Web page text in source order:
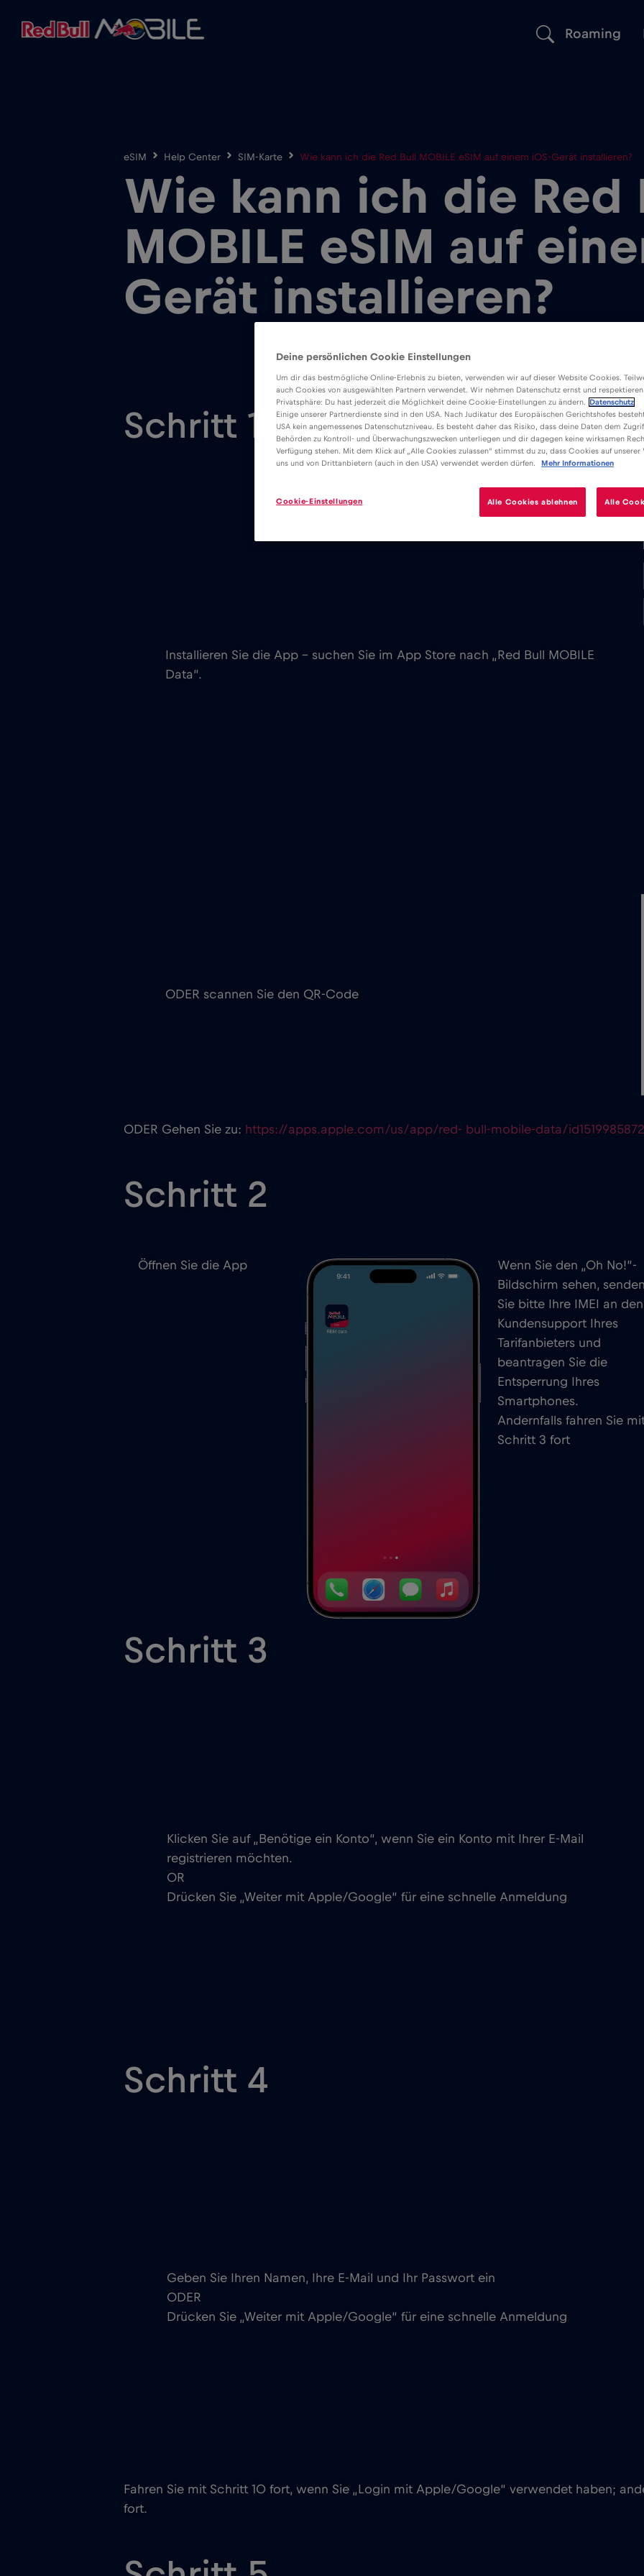
Roaming
eSIM Help Center SIM-Karte Wie kann ich die Red Bull MOBILE eSIM auf einem iOS-Gerät installieren?
Wie kann ich die Red
MOBILE eSIM auf
Gerät installieren?
Schritt 1
Installieren Sie die App – suchen Sie im App Store nach „Red Bull MOBILE
Data“.
ODER scannen Sie den QR-Code
ODER Gehen Sie zu: https://apps.apple.com/us/app/red- bull-mobile-data/id1519985872
Schritt 2
Öffnen Sie die App
Wenn Sie den „Oh No!“-
Bildschirm sehen,
Sie bitte Ihre IMEI an den
Kundensupport Ihres
Tarifanbieters und
beantragen Sie die
Entsperrung Ihres
Smartphones.
Andernfalls fahren Sie
Schritt 3 fort
Schritt 3
Klicken Sie auf „Benötige ein Konto“, wenn Sie ein Konto mit Ihrer E-Mail
registrieren möchten.
OR
Drücken Sie „Weiter mit Apple/Google“ für eine schnelle Anmeldung
Schritt 4
Geben Sie Ihren Namen, Ihre E-Mail und Ihr Passwort ein
ODER
Drücken Sie „Weiter mit Apple/Google“ für eine schnelle Anmeldung
Fahren Sie mit Schritt 10 fort, wenn Sie „Login mit Apple/Google“ verwendet haben;
fort.
Deine persönlichen Cookie Einstellungen
Um dir das bestmögliche Online-Erlebnis zu bieten, verwenden wir auf dieser Website Cookies.
auch Cookies von ausgewählten Partnern verwendet. Wir nehmen Datenschutz ernst und
Privatsphäre: Du hast jederzeit die Möglichkeit deine Cookie-Einstellungen zu ändern.
Datenschutz
Einige unserer Partnerdienste sind in den USA. Nach Judikatur des Europäischen Gerichtshofes
USA kein angemessenes Datenschutzniveau. Es besteht daher das Risiko, dass deine Daten dem
Behörden zu Kontroll- und Überwachungszwecken unterliegen und dir dagegen keine wirksamen
Verfügung stehen. Mit dem Klick auf „Alle Cookies zulassen“ stimmst du zu, dass Cookies auf unserer
uns und von Drittanbietern (auch in den USA) verwendet werden dürfen.
Mehr Informationen
Alle Cookies ablehnen Alle
Cookie-Einstellungen